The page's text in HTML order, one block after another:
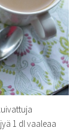
1 dl vaaleaa